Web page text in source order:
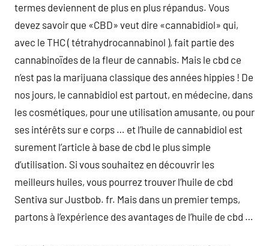
termes deviennent de plus en plus répandus. Vous
devez savoir que «CBD» veut dire «cannabidiol» qui,
avec le THC ( tétrahydrocannabinol ), fait partie des
cannabinoïdes de la fleur de cannabis. Mais le cbd ce
n’est pas la marijuana classique des années hippies ! De
nos jours, le cannabidiol est partout, en médecine, dans
les cosmétiques, pour une utilisation amusante, ou pour
ses intérêts sur e corps … et l’huile de cannabidiol est
surement l’article à base de cbd le plus simple
d’utilisation. Si vous souhaitez en découvrir les
meilleurs huiles, vous pourrez trouver l’huile de cbd
Sentiva sur Justbob. fr. Mais dans un premier temps,
partons à l’expérience des avantages de l’huile de cbd …